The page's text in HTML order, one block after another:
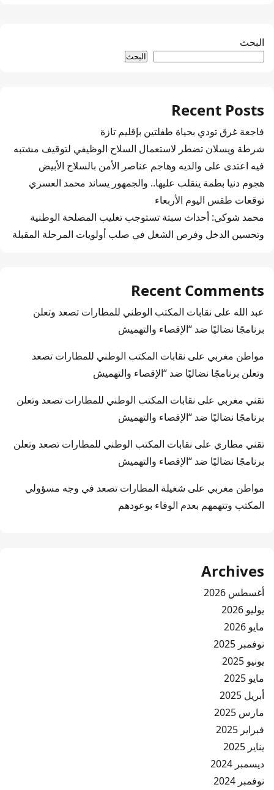
البحث
البحث
Recent Posts
فاجعة غرق تودي بحياة طفلتين بإقليم تازة
شرطة ويسلان تضطر لاستعمال السلاح الوظيفي لتوقيف مشتبه
فيه اعتدى على والديه وهاجم عناصر الأمن بالسلاح الأبيض
هجوم دنيا بطمة ينقلب عليها.. والجمهور يساند محمد العسري
توقعات طقس اليوم الأربعاء
محمد شوكي: أحداث سبتة تستوجب تغليب المصلحة الوطنية
وتحسين الدخل وفرص الشغل في صلب أولويات المرحلة المقبلة
Recent Comments
عبد الله على نقابات المكتب الوطني للمطارات تصعد وتعلن
برنامجًا نضاليًا ضد “الإقصاء والتهميش
مواطن مغربي على نقابات المكتب الوطني للمطارات تصعد
وتعلن برنامجًا نضاليًا ضد “الإقصاء والتهميش
تقني مغربي على نقابات المكتب الوطني للمطارات تصعد وتعلن
برنامجًا نضاليًا ضد “الإقصاء والتهميش
تقني مطاري على نقابات المكتب الوطني للمطارات تصعد وتعلن
برنامجًا نضاليًا ضد “الإقصاء والتهميش
مواطن مغربي على شغيلة المطارات تصعد في وجه مسؤولي
المكتب وتتهمهم بعدم الوفاء بوعودهم
Archives
أغسطس 2026
يوليو 2026
مايو 2026
نوفمبر 2025
يونيو 2025
مايو 2025
أبريل 2025
مارس 2025
فبراير 2025
يناير 2025
ديسمبر 2024
نوفمبر 2024